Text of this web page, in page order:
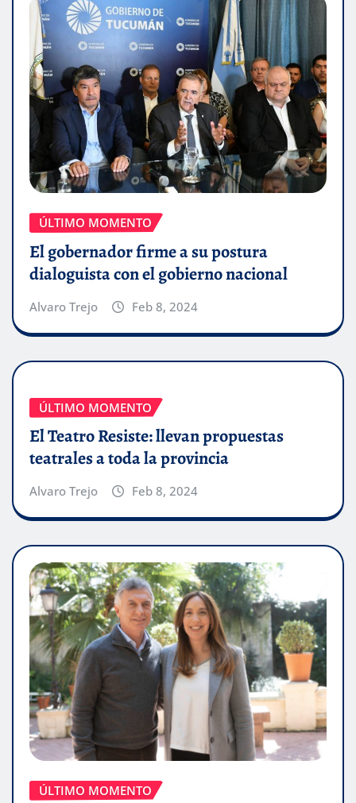
ÚLTIMO MOMENTO
El gobernador firme a su postura
dialoguista con el gobierno nacional
Alvaro Trejo Feb 8, 2024
ÚLTIMO MOMENTO
El Teatro Resiste: llevan propuestas
teatrales a toda la provincia
Alvaro Trejo Feb 8, 2024
ÚLTIMO MOMENTO